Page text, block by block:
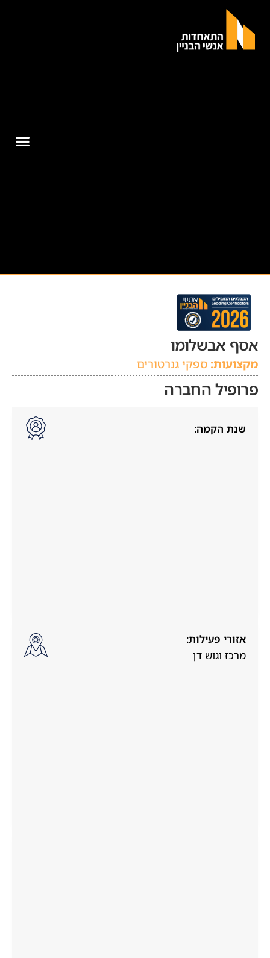
אסף אבשלומו
מקצועות: ספקי גנרטורים
פרופיל החברה
שנת הקמה:
אזורי פעילות:
מרכז וגוש דן